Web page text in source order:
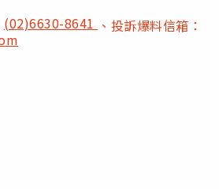
(02)6630-8641 、投訴爆料信箱：